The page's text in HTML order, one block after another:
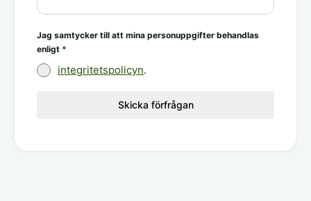
Jag samtycker till att mina personuppgifter behandlas
enligt *
integritetspolicyn.
Skicka förfrågan